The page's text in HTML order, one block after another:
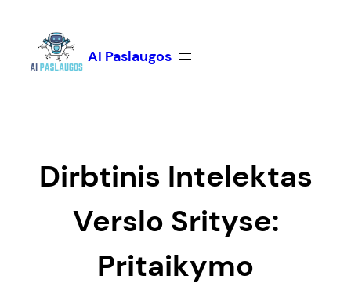
turinio
AI Paslaugos
Dirbtinis Intelektas
Verslo Srityse:
Pritaikymo